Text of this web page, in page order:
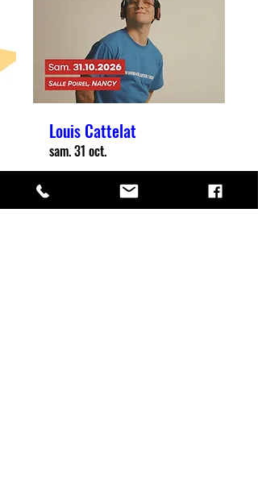
Louis Cattelat
sam. 31 oct.
+ d'infos